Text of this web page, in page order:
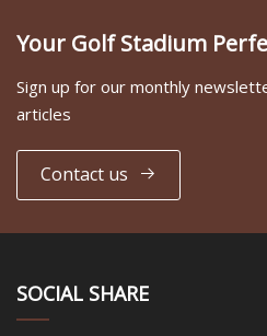
Your Golf Stadium
Sign up for our monthly
articles
Contact us
SOCIAL SHARE